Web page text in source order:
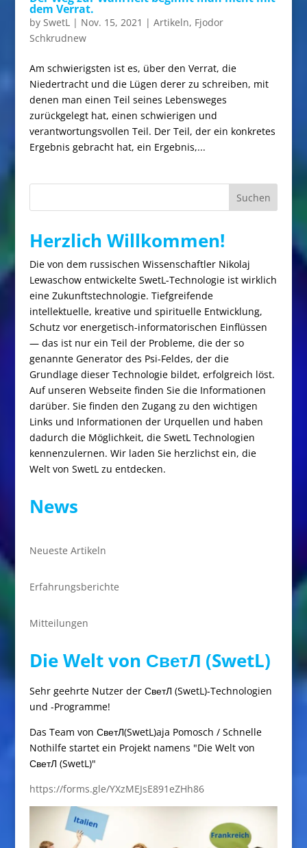
dem Verrat.
by SwetL| Nov. 15, 2021 | Artikeln, Fjodor
Schkrudnew
Am schwierigsten ist es, über den Verrat, die
Niedertracht und die Lügen derer zu schreiben, mit
denen man einen Teil seines Lebensweges
zurückgelegt hat, einen schwierigen und
verantwortungsvollen Teil. Der Teil, der ein konkretes
Ergebnis gebracht hat, ein Ergebnis,...
Suchen
Herzlich Willkommen!
Die von dem russischen Wissenschaftler Nikolaj
Lewaschow entwickelte SwetL-Technologie ist wirklich
eine Zukunftstechnologie. Tiefgreifende
intellektuelle, kreative und spirituelle Entwicklung,
Schutz vor energetisch-informatorischen Einflüssen
— das ist nur ein Teil der Probleme, die der so
genannte Generator des Psi-Feldes, der die
Grundlage dieser Technologie bildet, erfolgreich löst.
Auf unseren Webseite finden Sie die Informationen
darüber. Sie finden den Zugang zu den wichtigen
Links und Informationen der Urquellen und haben
dadurch die Möglichkeit, die SwetL Technologien
kennenzulernen. Wir laden Sie herzlichst ein, die
Welt von SwetL zu entdecken.
News
Neueste Artikeln
Erfahrungsberichte
Mitteilungen
Die Welt von СветЛ (SwetL)
Sehr geehrte Nutzer der СветЛ (SwetL)-Technologien
und -Programme!
Das Team von СветЛ(SwetL)aja Pomosch / Schnelle
Nothilfe startet ein Projekt namens "Die Welt von
СветЛ (SwetL)"
https://forms.gle/YXzMEJsE891eZHh86